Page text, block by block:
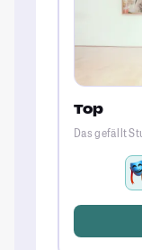
Top
Das gefällt